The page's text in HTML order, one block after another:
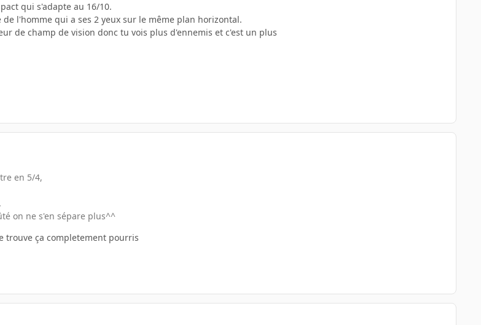
qui s'adapte au 16/10.
l'homme qui a ses 2 yeux sur le même plan horizontal.
de champ de vision donc tu vois plus d'ennemis et c'est un plus
en 5/4,
on ne s'en sépare plus^^
trouve ça completement pourris